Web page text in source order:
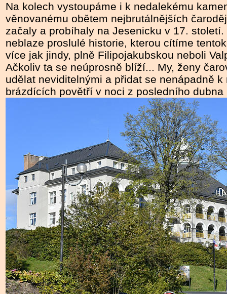
Na kolech vystoupáme i k nedalekému
věnovanému obětem nejbrutálnějších
začaly a probíhaly na Jesenicku v 17.
neblaze proslulé historie, kterou cítíme
více jak jindy, plně Filipojakubskou neboli
Ačkoliv ta se neúprosně blíží... My, ženy
udělat neviditelnými a přidat se nenápadně
brázdících povětří v noci z posledního dubna